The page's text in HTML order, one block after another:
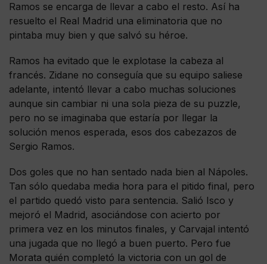
Ramos se encarga de llevar a cabo el resto. Así ha
resuelto el Real Madrid una eliminatoria que no
pintaba muy bien y que salvó su héroe.
Ramos ha evitado que le explotase la cabeza al
francés. Zidane no conseguía que su equipo saliese
adelante, intentó llevar a cabo muchas soluciones
aunque sin cambiar ni una sola pieza de su puzzle,
pero no se imaginaba que estaría por llegar la
solución menos esperada, esos dos cabezazos de
Sergio Ramos.
Dos goles que no han sentado nada bien al Nápoles.
Tan sólo quedaba media hora para el pitido final, pero
el partido quedó visto para sentencia. Salió Isco y
mejoró el Madrid, asociándose con acierto por
primera vez en los minutos finales, y Carvajal intentó
una jugada que no llegó a buen puerto. Pero fue
Morata quién completó la victoria con un gol de